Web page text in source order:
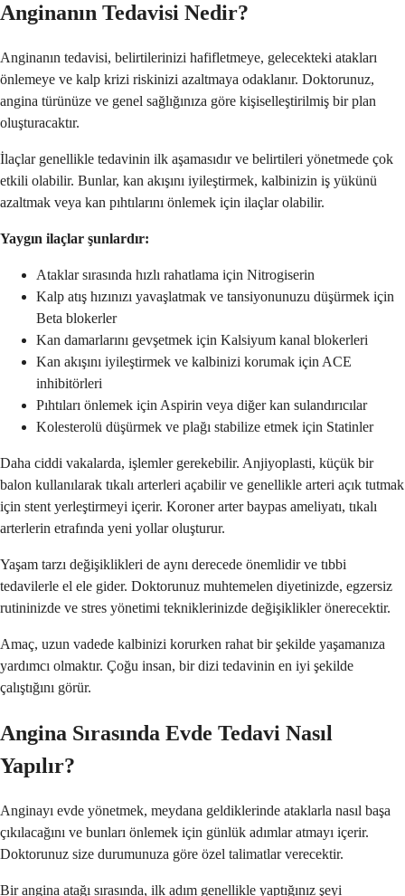
Anginanın Tedavisi Nedir?
Anginanın tedavisi, belirtilerinizi hafifletmeye, gelecekteki atakları
önlemeye ve kalp krizi riskinizi azaltmaya odaklanır. Doktorunuz,
angina türünüze ve genel sağlığınıza göre kişiselleştirilmiş bir plan
oluşturacaktır.
İlaçlar genellikle tedavinin ilk aşamasıdır ve belirtileri yönetmede çok
etkili olabilir. Bunlar, kan akışını iyileştirmek, kalbinizin iş yükünü
azaltmak veya kan pıhtılarını önlemek için ilaçlar olabilir.
Yaygın ilaçlar şunlardır:
Ataklar sırasında hızlı rahatlama için Nitrogiserin
Kalp atış hızınızı yavaşlatmak ve tansiyonunuzu düşürmek için
Beta blokerler
Kan damarlarını gevşetmek için Kalsiyum kanal blokerleri
Kan akışını iyileştirmek ve kalbinizi korumak için ACE
inhibitörleri
Pıhtıları önlemek için Aspirin veya diğer kan sulandırıcılar
Kolesterolü düşürmek ve plağı stabilize etmek için Statinler
Daha ciddi vakalarda, işlemler gerekebilir. Anjiyoplasti, küçük bir
balon kullanılarak tıkalı arterleri açabilir ve genellikle arteri açık tutmak
için stent yerleştirmeyi içerir. Koroner arter baypas ameliyatı, tıkalı
arterlerin etrafında yeni yollar oluşturur.
Yaşam tarzı değişiklikleri de aynı derecede önemlidir ve tıbbi
tedavilerle el ele gider. Doktorunuz muhtemelen diyetinizde, egzersiz
rutininizde ve stres yönetimi tekniklerinizde değişiklikler önerecektir.
Amaç, uzun vadede kalbinizi korurken rahat bir şekilde yaşamanıza
yardımcı olmaktır. Çoğu insan, bir dizi tedavinin en iyi şekilde
çalıştığını görür.
Angina Sırasında Evde Tedavi Nasıl
Yapılır?
Anginayı evde yönetmek, meydana geldiklerinde ataklarla nasıl başa
çıkılacağını ve bunları önlemek için günlük adımlar atmayı içerir.
Doktorunuz size durumunuza göre özel talimatlar verecektir.
Bir angina atağı sırasında, ilk adım genellikle yaptığınız şeyi